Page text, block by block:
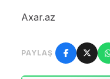
Axar.az
PAYLAŞ